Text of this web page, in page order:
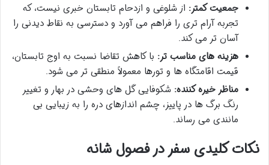
جمعیت کمتر: از شلوغی و ازدحام تابستان خبری نیست، که
تجربه آرام تری را فراهم می آورد و دسترسی به نقاط دیدنی را
آسان تر می کند.
هزینه های مناسب تر: با کاهش تقاضا نسبت به اوج تابستان،
قیمت اقامتگاه ها و تورها معمولاً منطقی تر می شود.
مناظر خیره کننده: شکوفایی گل های وحشی در بهار و تغییر
رنگ برگ ها در پاییز، چشم اندازهای دره را به زیبایی بی
مانندی می رساند.
نکات کلیدی سفر در فصول شانه